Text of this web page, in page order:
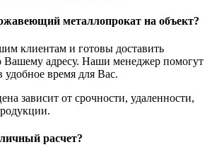
металлопрокат на объект?
клиентам и готовы доставить
Вашему адресу. Наши менеджер помогут
удобное время для Вас.
зависит от срочности, удаленности,
расчет?